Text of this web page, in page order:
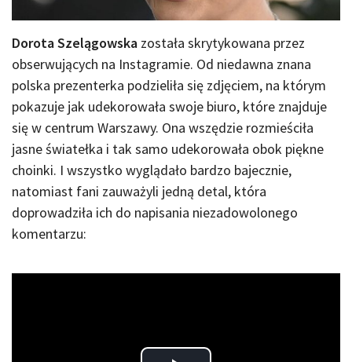
Dorota Szelągowska została skrytykowana przez
obserwujących na Instagramie. Od niedawna znana
polska prezenterka podzieliła się zdjęciem, na którym
pokazuje jak udekorowała swoje biuro, które znajduje
się w centrum Warszawy. Ona wszędzie rozmieściła
jasne światełka i tak samo udekorowała obok piękne
choinki. I wszystko wyglądało bardzo bajecznie,
natomiast fani zauważyli jedną detal, która
doprowadziła ich do napisania niezadowolonego
komentarzu: